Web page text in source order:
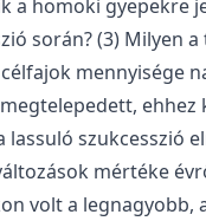
a homoki gyepekre
során? (3) Milyen
mennyisége
ehhez
szukcesszió
mértéke
volt a legnagyobb,